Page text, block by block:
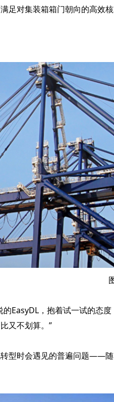
足对集装箱箱门朝向的高效核
EasyDL，抱着试一试的态
又不划算。”
型时会遇见的普遍问题——